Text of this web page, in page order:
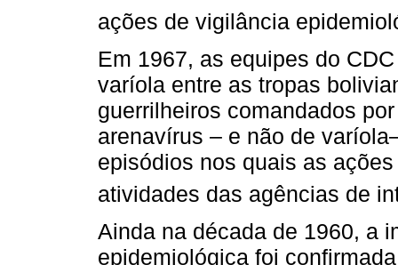
ações de vigilância
Em 1967, as equipes do
varíola entre as tropas
guerrilheiros comandados
arenavírus – e não de
episódios nos quais as
atividades das agências de
Ainda na década de 1960, a
epidemiológica foi